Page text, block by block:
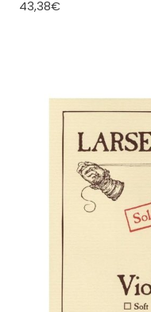
43,38€